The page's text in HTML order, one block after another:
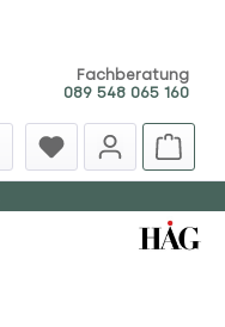
Fachberatung
089 548 065 160